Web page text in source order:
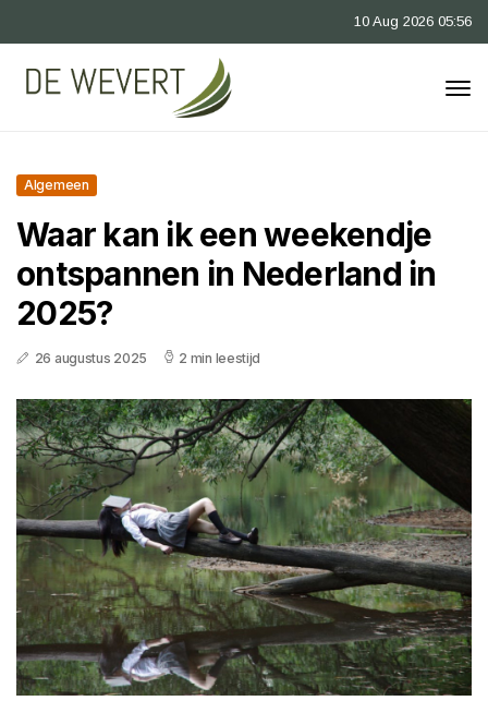
10 Aug 2026 05:56
Algemeen
Waar kan ik een weekendje
ontspannen in Nederland in
2025?
26 augustus 2025 2 min leestijd